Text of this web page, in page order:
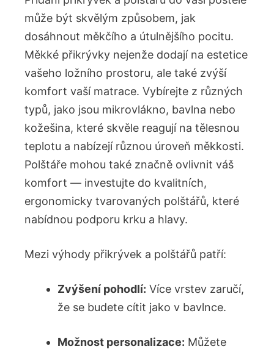
může být skvělým způsobem, jak
dosáhnout měkčího a útulnějšího pocitu.
Měkké přikrývky nejenže dodají na estetice
vašeho ložního prostoru, ale také zvýší
komfort vaší matrace. Vybírejte z různých
typů, jako jsou mikrovlákno, bavlna nebo
kožešina, které skvěle reagují na tělesnou
teplotu a nabízejí různou úroveň měkkosti.
Polštáře mohou také značně ovlivnit váš
komfort — investujte do kvalitních,
ergonomicky tvarovaných polštářů, které
nabídnou podporu krku a hlavy.
Mezi výhody přikrývek a polštářů patří:
Zvýšení pohodlí: Více vrstev zaručí,
že se budete cítit jako v bavlnce.
Možnost personalizace: Můžete